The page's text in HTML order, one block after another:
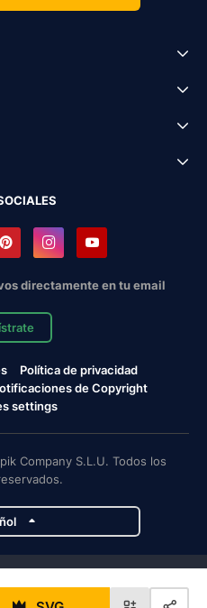
directamente en tu email
Política de privacidad
de Copyright
settings
Company S.L.U. Todos los